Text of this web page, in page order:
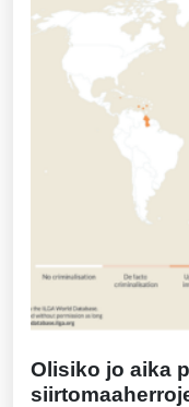
Olisiko jo aika